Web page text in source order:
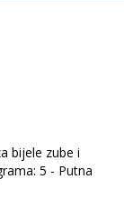
bijele zube i
5 - Putna